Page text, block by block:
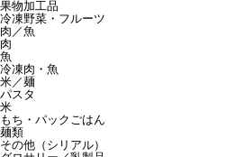
果物加工品
冷凍野菜・フルーツ
肉／魚
肉
魚
冷凍肉・魚
米／麺
パスタ
米
もち・パックごはん
麺類
その他（シリアル）